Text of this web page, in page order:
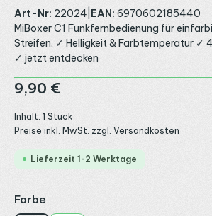
Art-Nr: 22024 EAN: 6970602185440
MiBoxer C1 Funkfernbedienung für
Streifen. ✓ Helligkeit & Farbtemperatur ✓
✓ jetzt entdecken
Regulärer Preis:
9,90 €
Inhalt: 1 Stück
Preise inkl. MwSt. zzgl. Versandkosten
Lieferzeit 1-2 Werktage
Farbe